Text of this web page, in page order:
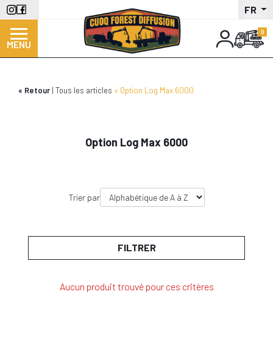
Aller
au
contenu
principal
FR
MENU
Retour Tous les articles Option Log Max 6000
Option Log Max 6000
Trier par
FILTRER
Aucun produit trouvé pour ces critères